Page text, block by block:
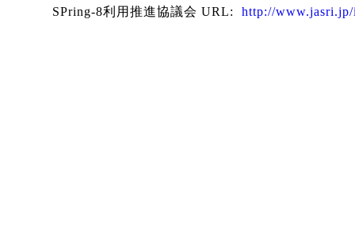
SPring-8利用推進協議会 URL: http://www.jasri.jp/